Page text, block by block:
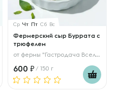
Ср Чт Пт Сб Вс
Фермерский сыр Буррата с
трюфелем
от фермы "Гастродача Вселуг"
600 / 150 г